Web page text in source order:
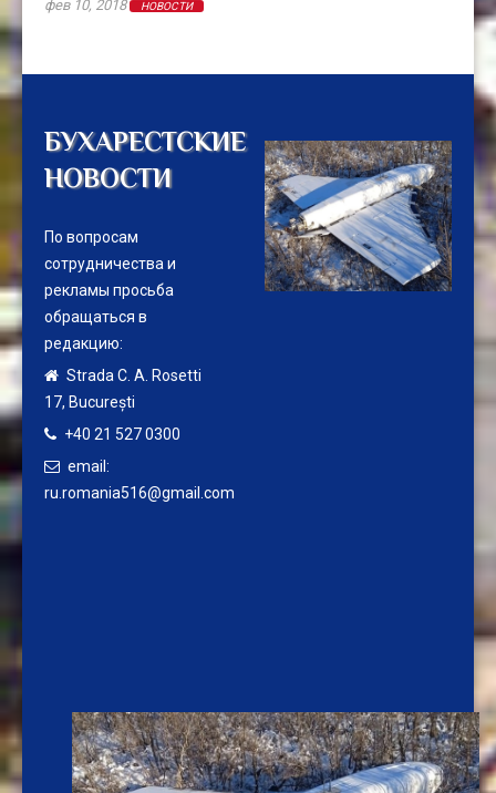
фев 10, 2018
НОВОСТИ
БУХАРЕСТСКИЕ
НОВОСТИ
По вопросам
сотрудничества и
рекламы просьба
обращаться в
редакцию:
Strada C. A. Rosetti
17, București
+40 21 527 0300
email:
ru.romania516@gmail.com